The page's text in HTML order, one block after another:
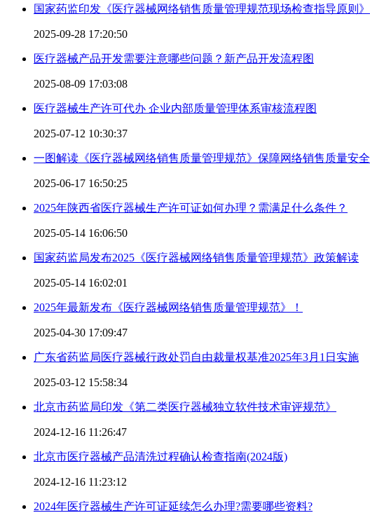
国家药监印发《医疗器械网络销售质量管理规范现场检查指导原则》
2025-09-28 17:20:50
医疗器械产品开发需要注意哪些问题？新产品开发流程图
2025-08-09 17:03:08
医疗器械生产许可代办 企业内部质量管理体系审核流程图
2025-07-12 10:30:37
一图解读《医疗器械网络销售质量管理规范》保障网络销售质量安全
2025-06-17 16:50:25
2025年陕西省医疗器械生产许可证如何办理？需满足什么条件？
2025-05-14 16:06:50
国家药监局发布2025《医疗器械网络销售质量管理规范》政策解读
2025-05-14 16:02:01
2025年最新发布《医疗器械网络销售质量管理规范》！
2025-04-30 17:09:47
广东省药监局医疗器械行政处罚自由裁量权基准2025年3月1日实施
2025-03-12 15:58:34
北京市药监局印发《第二类医疗器械独立软件技术审评规范》
2024-12-16 11:26:47
北京市医疗器械产品清洗过程确认检查指南(2024版)
2024-12-16 11:23:12
2024年医疗器械生产许可证延续怎么办理?需要哪些资料?